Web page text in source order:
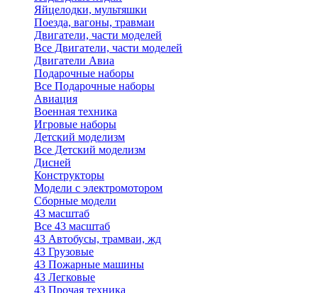
Яйцелодки, мультяшки
Поезда, вагоны, травмаи
Двигатели, части моделей
Все Двигатели, части моделей
Двигатели Авиа
Подарочные наборы
Все Подарочные наборы
Авиация
Военная техника
Игровые наборы
Детский моделизм
Все Детский моделизм
Дисней
Конструкторы
Модели с электромотором
Сборные модели
43 масштаб
Все 43 масштаб
43 Автобусы, трамваи, жд
43 Грузовые
43 Пожарные машины
43 Легковые
43 Прочая техника